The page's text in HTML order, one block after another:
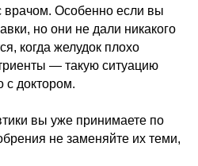
врачом. Особенно если вы
но они не дали никакого
когда желудок плохо
— такую ситуацию
с доктором.
вы уже принимаете по
не заменяйте их теми,